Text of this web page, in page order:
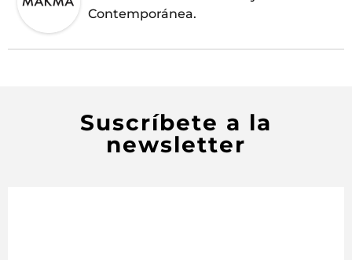
Contemporánea.
Suscríbete a la
newsletter